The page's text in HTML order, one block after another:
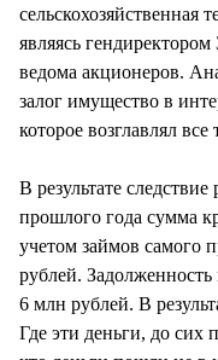
являясь
ведома акционеров.
залог имущество в
которое возглавлял
В результате
прошлого года сумма
учетом займов самого
рублей. Задолженность
6 млн рублей. В
Где эти деньги, до сих